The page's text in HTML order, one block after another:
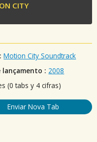
CITY
Motion City Soundtrack
lançamento : 2008
(0 tabs y 4 cifras)
Enviar Nova Tab